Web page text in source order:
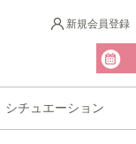
新規会員登録
シチュエーション